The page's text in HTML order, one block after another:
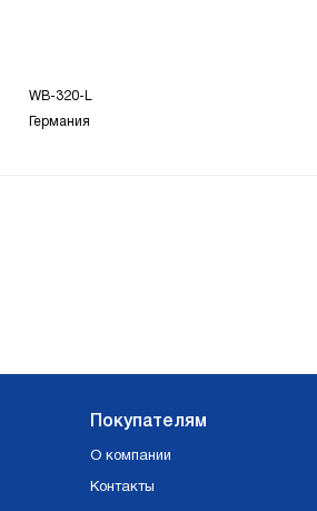
WB-320-L
Германия
Покупателям
О компании
Контакты